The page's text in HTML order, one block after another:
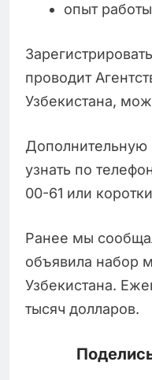
опыт
проводит
Узбекистана,
узнать по
00-61 или
Ранее мы
объявила набор
Узбекистана.
тысяч долларов.